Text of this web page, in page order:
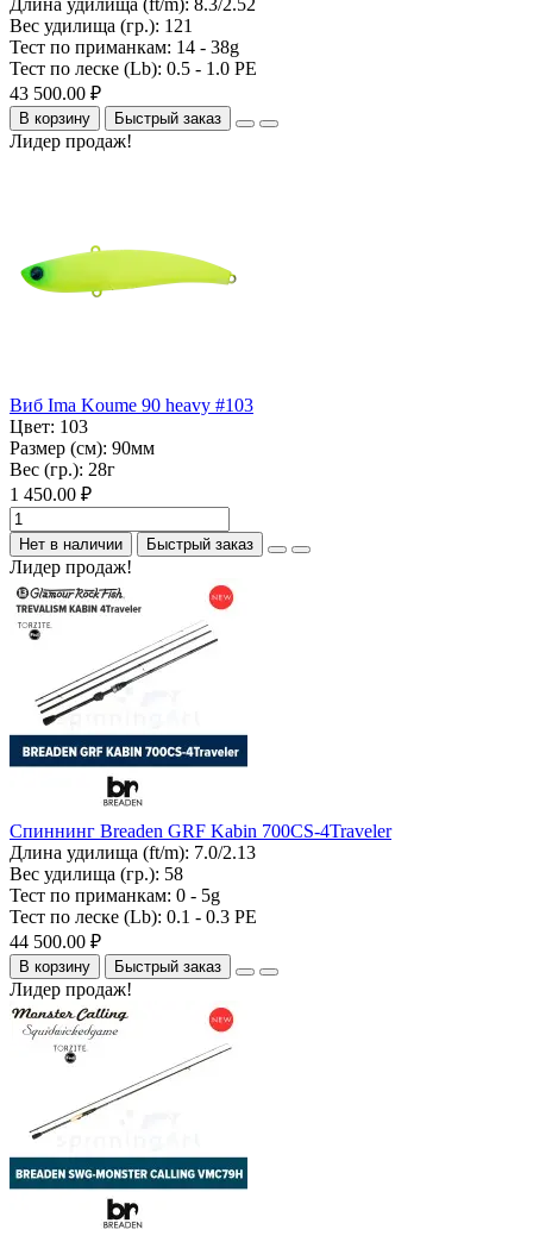
Длина удилища (ft/m): 8.3/2.52
Вес удилища (гр.): 121
Тест по приманкам: 14 - 38g
Тест по леске (Lb): 0.5 - 1.0 PE
43 500.00 ₽
В корзину Быстрый заказ
Лидер продаж!
Виб Ima Koume 90 heavy #103
Цвет: 103
Размер (см): 90мм
Вес (гр.): 28г
1 450.00 ₽
Нет в наличии Быстрый заказ
Лидер продаж!
Спиннинг Breaden GRF Kabin 700CS-4Traveler
Длина удилища (ft/m): 7.0/2.13
Вес удилища (гр.): 58
Тест по приманкам: 0 - 5g
Тест по леске (Lb): 0.1 - 0.3 PE
44 500.00 ₽
В корзину Быстрый заказ
Лидер продаж!